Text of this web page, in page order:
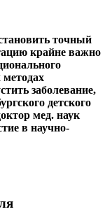
точный
крайне важно
методах
заболевание,
детского
мед. наук
в научно-